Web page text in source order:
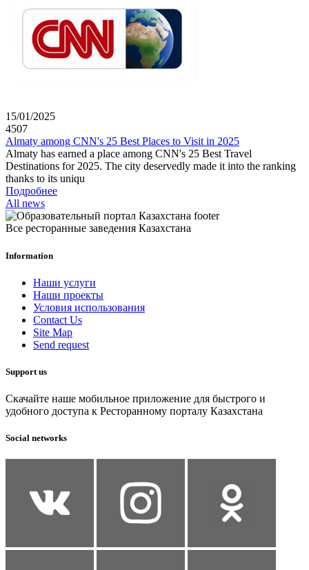
15/01/2025
4507
Almaty among CNN's 25 Best Places to Visit in 2025
Almaty has earned a place among CNN's 25 Best Travel
Destinations for 2025. The city deservedly made it into the ranking
thanks to its uniqu
Подробнее
All news
Все ресторанные заведения Казахстана
Information
Наши услуги
Наши проекты
Условия использования
Contact Us
Site Map
Send request
Support us
Скачайте наше мобильное приложение для быстрого и
удобного доступа к Ресторанному порталу Казахстана
Social networks